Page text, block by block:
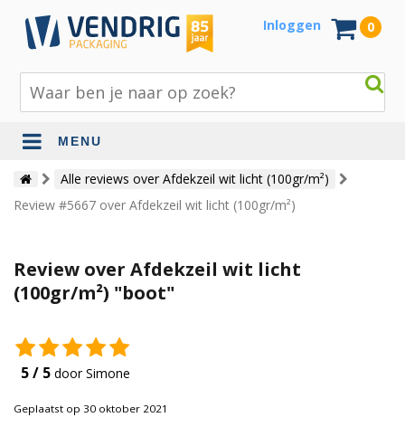
Inloggen 0
MENU
Beschermingsmateriaal
Bouw- en tuinmaterialen
Jute en lopers
Tape en stickers
Alle reviews over Afdekzeil wit licht (100gr/m²)
Review #5667 over Afdekzeil wit licht (100gr/m²)
Review over Afdekzeil wit licht
(100gr/m²) "boot"
5 / 5 door Simone
Geplaatst op 30 oktober 2021